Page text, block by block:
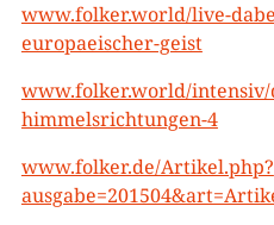
www.folker.world/live-
europaeischer-geist
www.folker.world/
himmelsrichtungen-4
www.folker.de/Artikel.php?